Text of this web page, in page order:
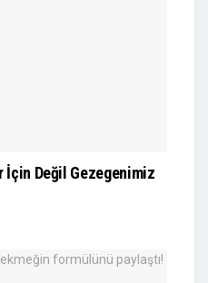
İçin Değil Gezegenimiz